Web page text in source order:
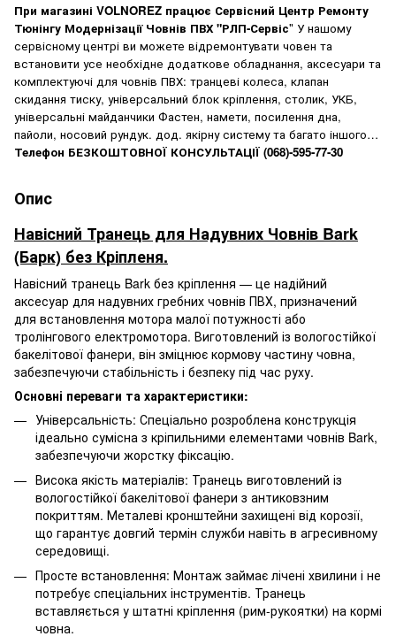
При магазині VOLNOREZ працює Сервісний Центр Ремонту
Тюнінгу Модернізації Човнів ПВХ "РЛП-Сервіс" У нашому
сервісному центрі ви можете відремонтувати човен та
встановити усе необхідне додаткове обладнання, аксесуари та
комплектуючі для човнів ПВХ: транцеві колеса, клапан
скидання тиску, універсальний блок кріплення, столик, УКБ,
універсальні майданчики Фастен, намети, посилення дна,
пайоли, носовий рундук. дод. якірну систему та багато іншого…
Телефон БЕЗКОШТОВНОЇ КОНСУЛЬТАЦІЇ (068)-595-77-30
Опис
Навісний Транець для Надувних Човнів Bark
(Барк) без Кріпленя.
Навісний транець Bark без кріплення — це надійний
аксесуар для надувних гребних човнів ПВХ, призначений
для встановлення мотора малої потужності або
тролінгового електромотора. Виготовлений із вологостійкої
бакелітової фанери, він зміцнює кормову частину човна,
забезпечуючи стабільність і безпеку під час руху.
Основні переваги та характеристики:
Універсальність: Спеціально розроблена конструкція
ідеально сумісна з кріпильними елементами човнів Bark,
забезпечуючи жорстку фіксацію.
Висока якість матеріалів: Транець виготовлений із
вологостійкої бакелітової фанери з антиковзним
покриттям. Металеві кронштейни захищені від корозії,
що гарантує довгий термін служби навіть в агресивному
середовищі.
Просте встановлення: Монтаж займає лічені хвилини і не
потребує спеціальних інструментів. Транець
вставляється у штатні кріплення (рим-рукоятки) на кормі
човна.